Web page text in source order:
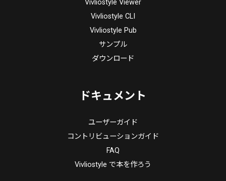
Vivliostyle Viewer
Vivliostyle CLI
Vivliostyle Pub
サンプル
ダウンロード
ドキュメント
ユーザーガイド
コントリビューションガイド
FAQ
Vivliostyle で本を作ろう